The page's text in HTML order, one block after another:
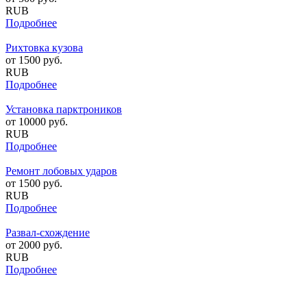
RUB
Подробнее
Рихтовка кузова
от 1500 руб.
RUB
Подробнее
Установка парктроников
от 10000 руб.
RUB
Подробнее
Ремонт лобовых ударов
от 1500 руб.
RUB
Подробнее
Развал-схождение
от 2000 руб.
RUB
Подробнее